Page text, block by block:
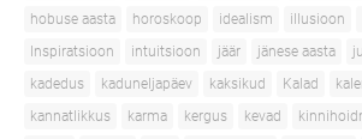
hobuse aasta
horoskoop idealism illusioon
Inspiratsioon
intuitsioon jäär jänese aasta
kadedus
kaduneljapäev kaksikud Kalad
kannatlikkus
karma kergus kevad